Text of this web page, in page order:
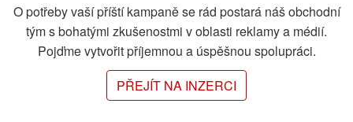
O potřeby vaší příští kampaně se rád postará náš obchodní
tým s bohatými zkušenostmi v oblasti reklamy a médií.
Pojďme vytvořit příjemnou a úspěšnou spolupráci.
PŘEJÍT NA INZERCI